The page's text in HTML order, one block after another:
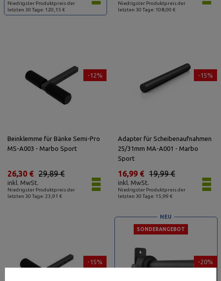
Niedrigster Produktpreis der
letzten 30 Tage: 120,15 €
Niedrigster Produktpreis der
letzten 30 Tage: 108,00 €
-12%
Beinklemme für Bänke Semi-Pro
MS-A003 - Marbo Sport
Niedrigster Produktpreis der
letzten 30 Tage: 23,91 €
29,89 €
26,30 €
inkl. MwSt.
-15%
Adapter für Scheibenaufnahmen
25/31mm MA-A001 - Marbo
Sport
Niedrigster Produktpreis der
letzten 30 Tage: 15,99 €
19,99 €
16,99 €
inkl. MwSt.
-15% -20%
SONDERANGEBOT
NEU